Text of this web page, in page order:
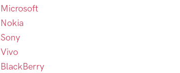
Microsoft
Nokia
Sony
Vivo
BlackBerry